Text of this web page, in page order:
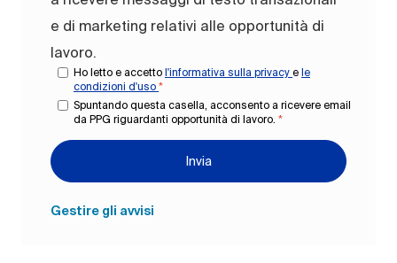
e di marketing relativi alle opportunità di
lavoro.
Ho letto e accetto l'informativa sulla privacy e le
condizioni d'uso *
Spuntando questa casella, acconsento a ricevere email
da PPG riguardanti opportunità di lavoro. *
Invia
Gestire gli avvisi